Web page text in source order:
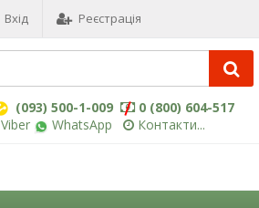
Вхід Реєстрація
(093) 500-1-009
0 (800) 604-517
Viber WhatsApp Контакти...